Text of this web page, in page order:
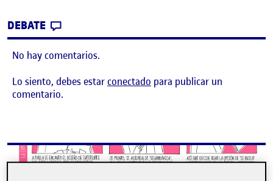
DEBATE
No hay comentarios.
Lo siento, debes estarconectado para publicar un
comentario.